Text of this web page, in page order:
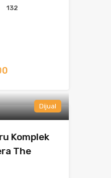
132
Dijual
Komplek
The